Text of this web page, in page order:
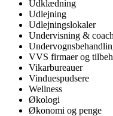
Udklædning
Udlejning
Udlejningslokaler
Undervisning &
VVS firmaer og
Vikarbureauer
Vinduespudsere
Wellness
Økologi
Økonomi og penge